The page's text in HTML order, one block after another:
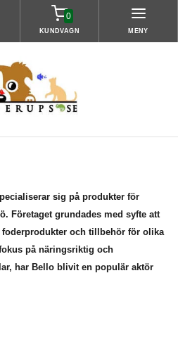
0
KUNDVAGN MENY
sig på produkter för
Företaget grundades med syfte att
och tillbehör för olika
på näringsriktig och
har Bello blivit en populär aktör